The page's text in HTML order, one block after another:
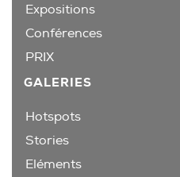
Expositions
Conférences
PRIX
GALERIES
Hotspots
Stories
Eléments